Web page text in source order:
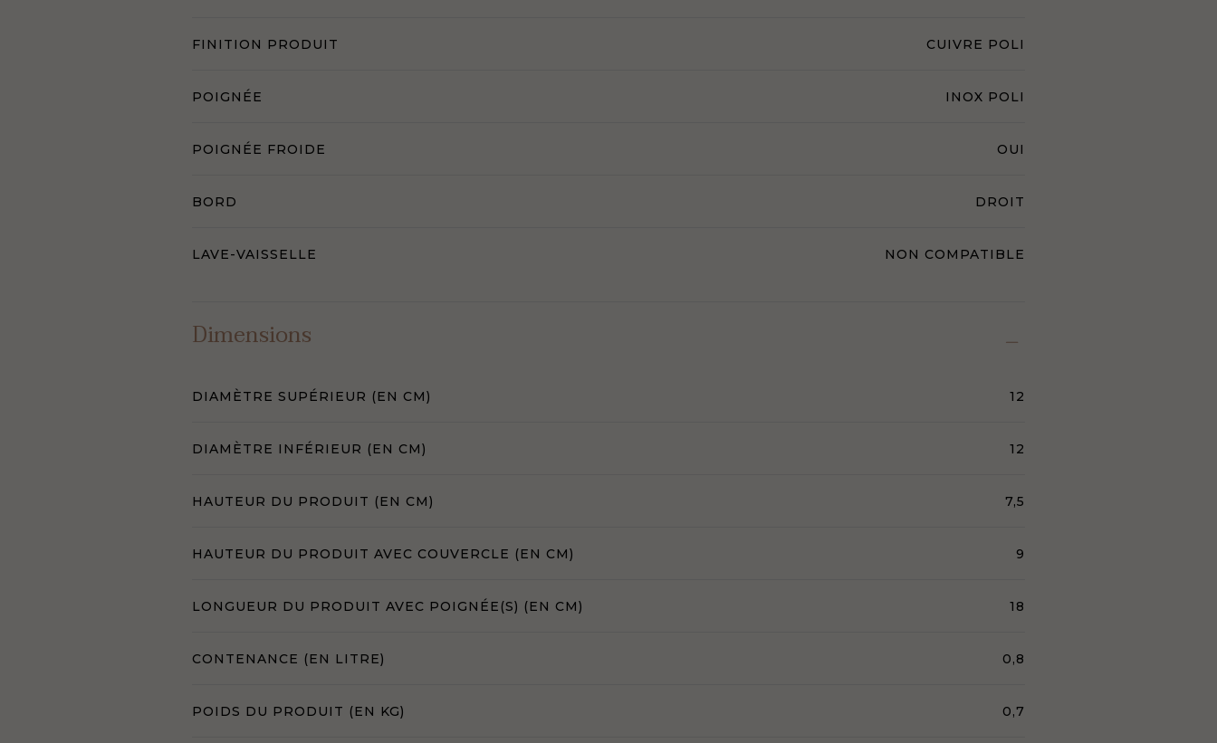
FINITION PRODUIT CUIVRE POLI
POIGNÉE INOX POLI
POIGNÉE FROIDE OUI
BORD DROIT
LAVE-VAISSELLE NON COMPATIBLE
Dimensions
DIAMÈTRE SUPÉRIEUR (EN CM) 12
DIAMÈTRE INFÉRIEUR (EN CM) 12
HAUTEUR DU PRODUIT (EN CM) 7,5
HAUTEUR DU PRODUIT AVEC COUVERCLE (EN CM) 9
LONGUEUR DU PRODUIT AVEC POIGNÉE(S) (EN CM) 18
CONTENANCE (EN LITRE) 0,8
POIDS DU PRODUIT (EN KG) 0,7